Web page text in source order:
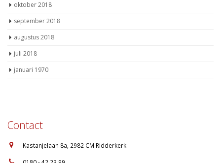
oktober 2018
september 2018
augustus 2018
juli 2018
januari 1970
Contact
Kastanjelaan 8a, 2982 CM Ridderkerk